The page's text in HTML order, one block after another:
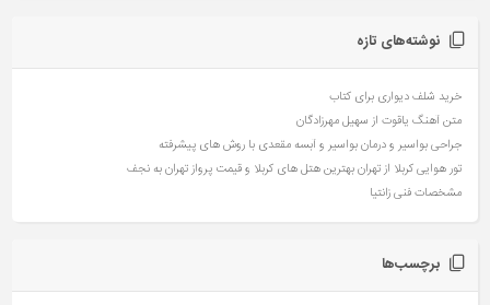
نوشته‌های تازه
خرید شلف دیواری برای کتاب
متن آهنگ یاقوت از سهیل مهرزادگان
جراحی بواسیر و درمان بواسیر و آبسه مقعدی با روش های پیشرفته
تور هوایی کربلا از تهران بهترین هتل های کربلا و قیمت پرواز تهران به نجف
مشخصات فنی زانتیا
برچسب‌ها